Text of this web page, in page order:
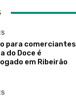
para comerciantes
do Doce é
em Ribeirão